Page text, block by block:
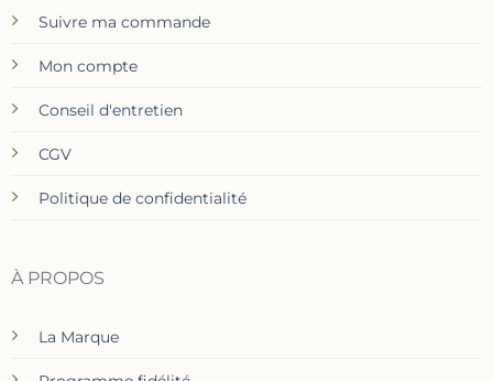
Suivre ma commande
Mon compte
Conseil d'entretien
CGV
Politique de confidentialité
À PROPOS
La Marque